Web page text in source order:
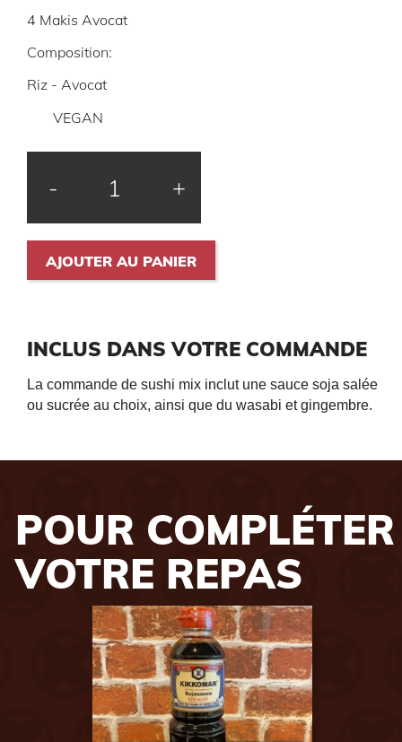
4 Makis Avocat
Composition:
Riz - Avocat
VEGAN
- +
AJOUTER AU PANIER
INCLUS DANS VOTRE COMMANDE
La commande de sushi mix inclut une sauce soja salée
ou sucrée au choix, ainsi que du wasabi et gingembre.
POUR COMPLÉTER
VOTRE REPAS